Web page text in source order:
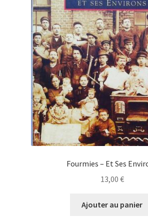
Fourmies – Et Ses
13,00 €
Ajouter au panier